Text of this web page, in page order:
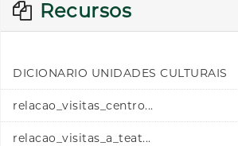
Recursos
DICIONARIO UNIDADES CULTURAIS
relacao_visitas_centro...
relacao_visitas_a_teat...